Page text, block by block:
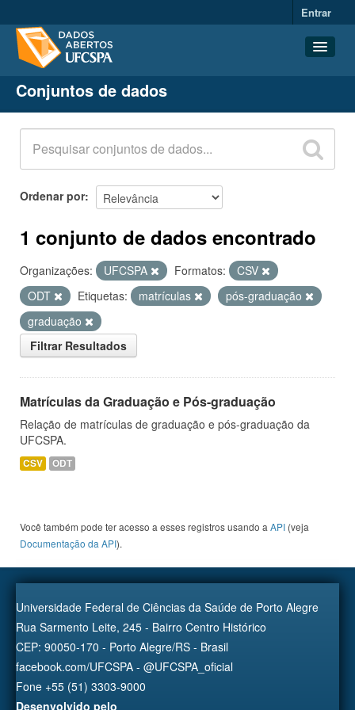
Entrar
Conjuntos de dados
Organizações
Grupos
Sobre
Conjuntos de dados
Ordenar por
1 conjunto de dados encontrado
Organizações: UFCSPA Formatos:
CSV
ODT
Etiquetas: matrículas
pós-graduação
graduação
Filtrar Resultados
Matrículas da Graduação e Pós-graduação
Relação de matrículas de graduação e pós-graduação da
UFCSPA.
CSV ODT
Você também pode ter acesso a esses registros usando a API (veja
Documentação da API).
Universidade Federal de Ciências da Saúde de Porto Alegre
Rua Sarmento Leite, 245 - Bairro Centro Histórico
CEP: 90050-170 - Porto Alegre/RS - Brasil
facebook.com/UFCSPA - @UFCSPA_oficial
Fone +55 (51) 3303-9000
Desenvolvido pelo